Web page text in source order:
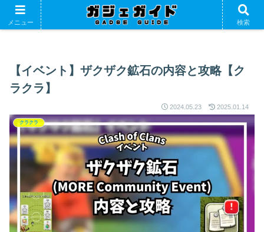
ホーム ゲーム クラクラ
【イベント】ザクザク鉱石の内容と攻略【ク
ラクラ】
2024.05.23 2025.01.14
クラクラ
メニュー 検索